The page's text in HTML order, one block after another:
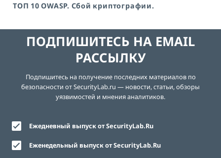
ТОП 10 OWASP. Сбой криптографии.
ПОДПИШИТЕСЬ НА EMAIL
РАССЫЛКУ
Подпишитесь на получение последних материалов по
безопасности от SecurityLab.ru — новости, статьи, обзоры
уязвимостей и мнения аналитиков.
Ежедневный выпуск от SecurityLab.Ru
Еженедельный выпуск от SecurityLab.Ru